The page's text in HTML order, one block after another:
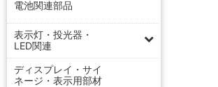
電池関連部品
表示灯・投光器・
LED関連
ディスプレイ・サイ
ネージ・表示用部材